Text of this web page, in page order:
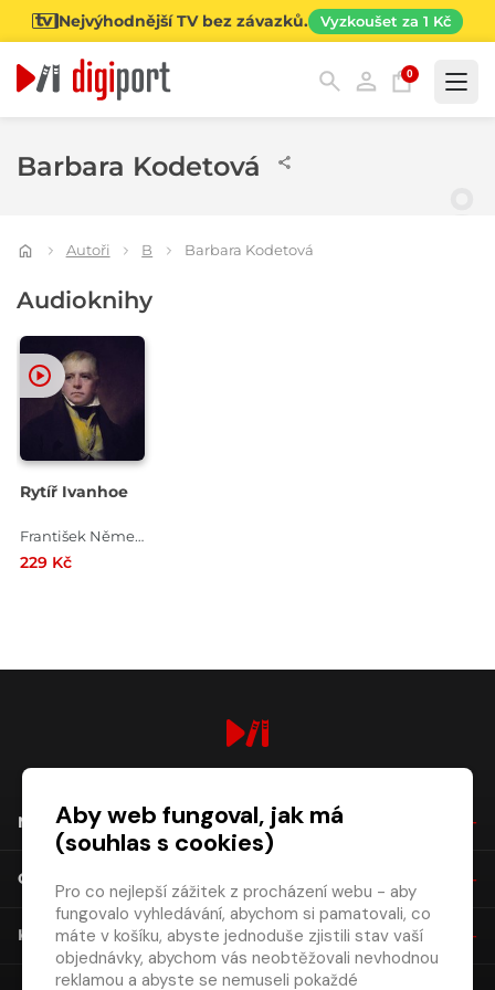
Nejvýhodnější TV bez závazků. Vyzkoušet za 1 Kč
0
Barbara Kodetová
Autoři B Barbara Kodetová
Audioknihy
Rytíř Ivanhoe
František Němec , Jaroslava Adamová , Tomáš Töpfer , Jiří Langmajer , Boris Rösner , Barbara Kodetová , Ivan Trojan , Walter Scott , Ladislav Mrkvička , František Pavlíček
229 Kč
NÁKUP
O SPOLEČNOSTI
KONTAKT
Aby web fungoval, jak má
(souhlas s cookies)
Pro co nejlepší zážitek z procházení webu - aby
fungovalo vyhledávání, abychom si pamatovali, co
máte v košíku, abyste jednoduše zjistili stav vaší
objednávky, abychom vás neobtěžovali nevhodnou
reklamou a abyste se nemuseli pokaždé